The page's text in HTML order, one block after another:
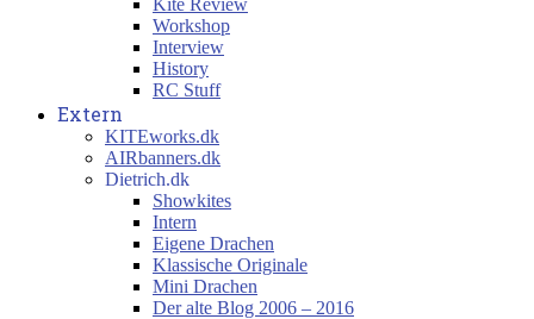
Kite Review
Workshop
Interview
History
RC Stuff
Extern
KITEworks.dk
AIRbanners.dk
Dietrich.dk
Showkites
Intern
Eigene Drachen
Klassische Originale
Mini Drachen
Der alte Blog 2006 – 2016